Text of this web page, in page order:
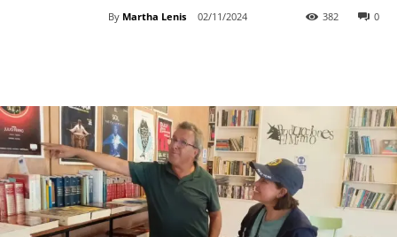
By Martha Lenis 02/11/2024 0
382